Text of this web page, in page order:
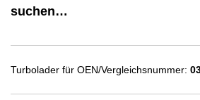
suchen…
Turbolader für OEN/Vergleichsnummer: